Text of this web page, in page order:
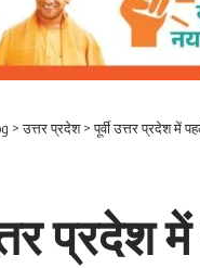
>उत्तर प्रदेश>पूर्वी उत्तर प्रदेश में
प्रदेश